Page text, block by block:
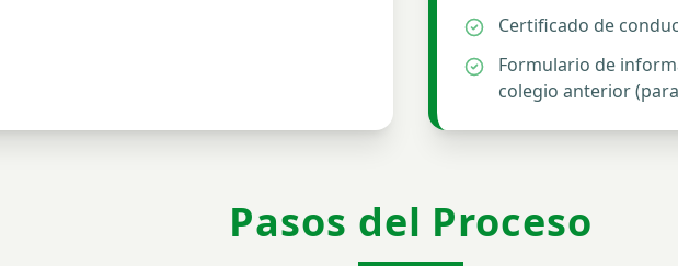
Certificado de
Formulario de
colegio anterior (para
Pasos del Proceso